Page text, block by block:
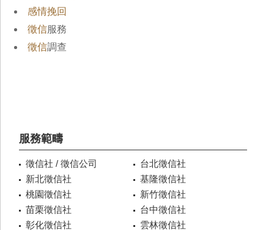
感情挽回
徵信服務
徵信調查
服務範疇
徵信社 / 徵信公司
台北徵信社
新北徵信社
基隆徵信社
桃園徵信社
新竹徵信社
苗栗徵信社
台中徵信社
彰化徵信社
雲林徵信社